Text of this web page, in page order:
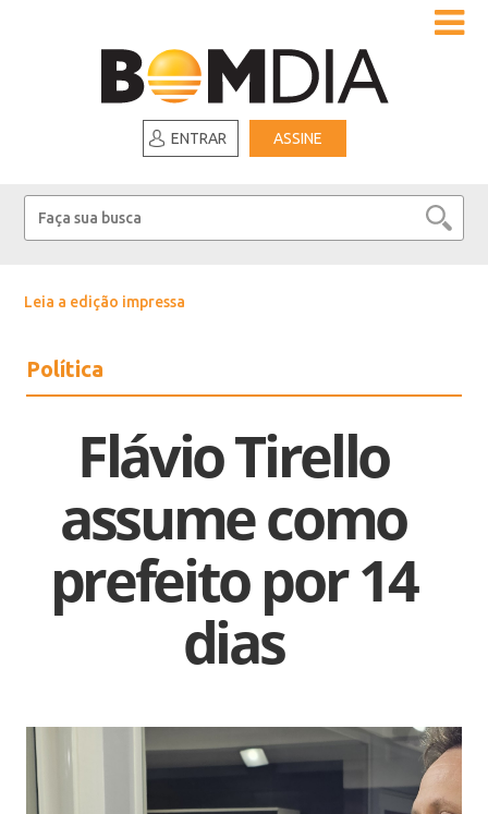
ENTRAR ASSINE
Leia a edição impressa
Política
Flávio Tirello
assume como
prefeito por 14
dias